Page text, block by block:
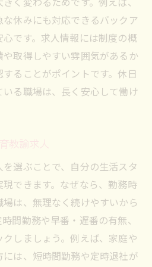
休みにも対応できるバックア
です。求人情報には制度の概
取得しやすい雰囲気があるか
ることがポイントです。休日
る職場は、長く安心して働け
教諭求人
選ぶことで、自分の生活スタ
できます。なぜなら、勤務時
は、無理なく続けやすいから
間勤務や早番・遅番の有無、
しましょう。例えば、家庭や
は、短時間勤務や定時退社が